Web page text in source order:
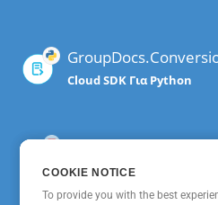
Cloud SDK Για Python
Cloud SDK Για Ruby
COOKIE NOTICE
To provide you with the best
COOKIE NOTICE
To provide you with the best